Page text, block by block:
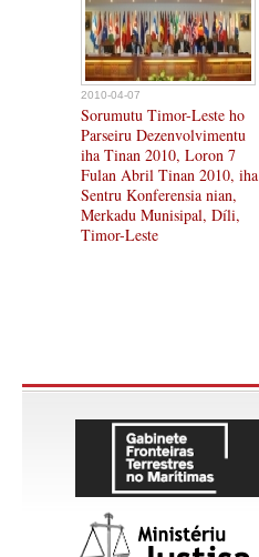
2010-04-07
Sorumutu Timor-Leste ho
Parseiru Dezenvolvimentu
iha Tinan 2010, Loron 7
Fulan Abril Tinan 2010, iha
Sentru Konferensia nian,
Merkadu Munisipal, Díli,
Timor-Leste